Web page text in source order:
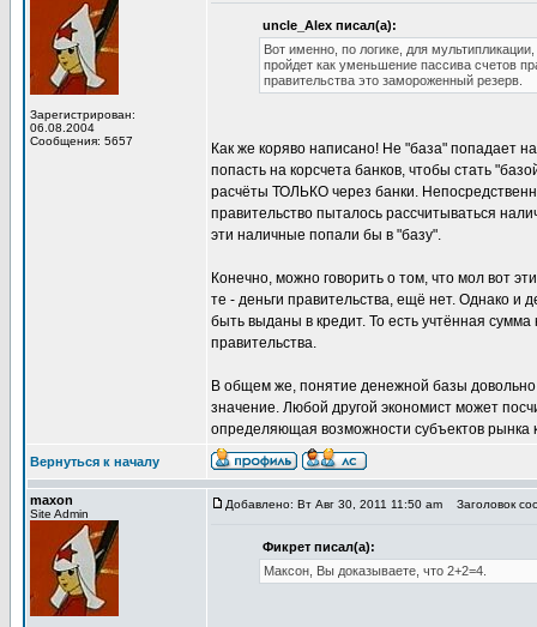
Зарегистрирован:
06.08.2004
Сообщения: 5657
uncle_Alex писал(а):
Вот именно, по логике, для
пройдет как уменьшение пассива счетов
правительства это замороженный резерв.
Как же коряво написано! Не "база" попадает
попасть на корсчета банков, чтобы стать
расчёты ТОЛЬКО через банки.
правительство пыталось рассчитываться
эти наличные попали бы в "базу".
Конечно, можно говорить о том, что мол вот
те - деньги правительства, ещё нет. Однако и
быть выданы в кредит. То есть учтённая
правительства.
В общем же, понятие денежной базы
значение. Любой другой экономист может
определяющая возможности субъектов рынка
Вернуться к началу
maxon
Site Admin
Добавлено: Вт Авг 30, 2011 11:50 am Заголовок
Фикрет писал(а):
Максон, Вы доказываете, что 2+2=4.